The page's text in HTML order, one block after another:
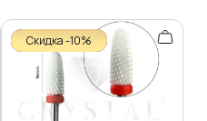
Скидка -10%